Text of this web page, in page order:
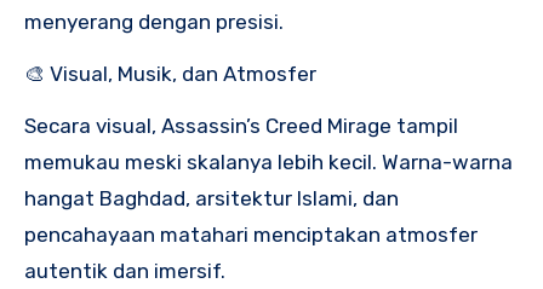
menyerang dengan presisi.
🎨 Visual, Musik, dan Atmosfer
Secara visual, Assassin’s Creed Mirage tampil
memukau meski skalanya lebih kecil. Warna-warna
hangat Baghdad, arsitektur Islami, dan
pencahayaan matahari menciptakan atmosfer
autentik dan imersif.